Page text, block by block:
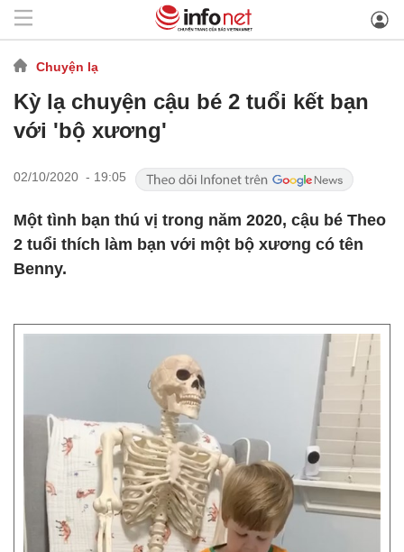
Chuyện lạ
Kỳ lạ chuyện cậu bé 2 tuổi kết bạn
với 'bộ xương'
02/10/2020 - 19:05
Một tình bạn thú vị trong năm 2020, cậu bé Theo
2 tuổi thích làm bạn với một bộ xương có tên
Benny.